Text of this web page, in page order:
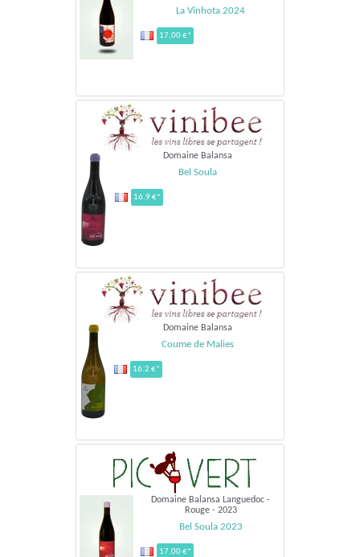
La Vinhota 2024
17,00 €*
Domaine Balansa
Bel Soula
16.9 €*
Domaine Balansa
Coume de Malies
16.2 €*
Domaine Balansa Languedoc -
Rouge - 2023
Bel Soula 2023
17,00 €*